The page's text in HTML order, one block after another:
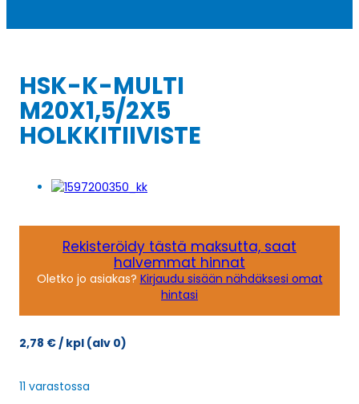
HSK-K-MULTI
M20X1,5/2X5
HOLKKITIIVISTE
Rekisteröidy tästä maksutta, saat
halvemmat hinnat
Oletko jo asiakas? Kirjaudu sisään nähdäksesi omat
hintasi
2,78 €/ kpl (alv 0)
11 varastossa